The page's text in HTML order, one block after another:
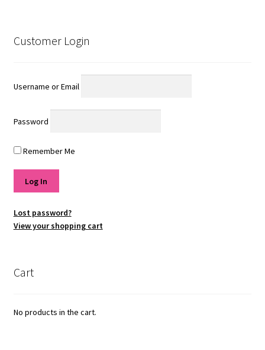
Customer Login
Username or Email
Password
Remember Me
Lost password?
View your shopping cart
Cart
No products in the cart.